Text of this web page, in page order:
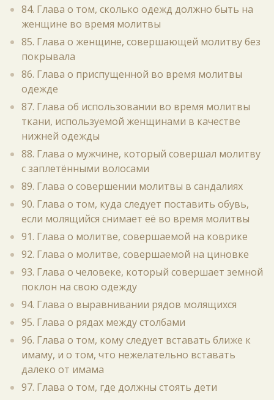
84. Глава о том, сколько одежд должно быть на
женщине во время молитвы
85. Глава о женщине, совершающей молитву без
покрывала
86. Глава о приспущенной во время молитвы
одежде
87. Глава об использовании во время молитвы
ткани, используемой женщинами в качестве
нижней одежды
88. Глава о мужчине, который совершал молитву
с заплетёнными волосами
89. Глава о совершении молитвы в сандалиях
90. Глава о том, куда следует поставить обувь,
если молящийся снимает её во время молитвы
91. Глава о молитве, совершаемой на коврике
92. Глава о молитве, совершаемой на циновке
93. Глава о человеке, который совершает земной
поклон на свою одежду
94. Глава о выравнивании рядов молящихся
95. Глава о рядах между столбами
96. Глава о том, кому следует вставать ближе к
имаму, и о том, что нежелательно вставать
далеко от имама
97. Глава о том, где должны стоять дети